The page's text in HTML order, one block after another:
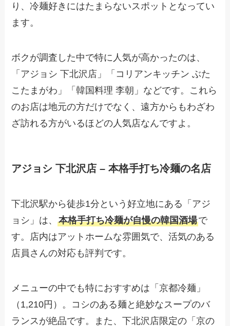
り、冷麺好きにはたまらないスポットとなってい
ます。
ボクが調査した中で特に人気が高かったのは、
「アジョシ 下北沢店」「コリアンキッチン ぶた
こたまがわ」「韓国料理 李朝」などです。これら
のお店は地元の方だけでなく、遠方からもわざわ
ざ訪れる方がいるほどの人気店なんですよ。
アジョシ 下北沢店 – 本格手打ち冷麺の名店
下北沢駅から徒歩1分という好立地にある「アジ
ョシ」は、本格手打ち冷麺が自慢の韓国酒場で
す。店内はアットホームな雰囲気で、活気のある
店員さんの対応も評判です。
メニューの中でも特におすすめは「京都冷麺」
（1,210円）。コシのある麺と絶妙なスープのバ
ランスが絶品です。また、下北沢店限定の「京の